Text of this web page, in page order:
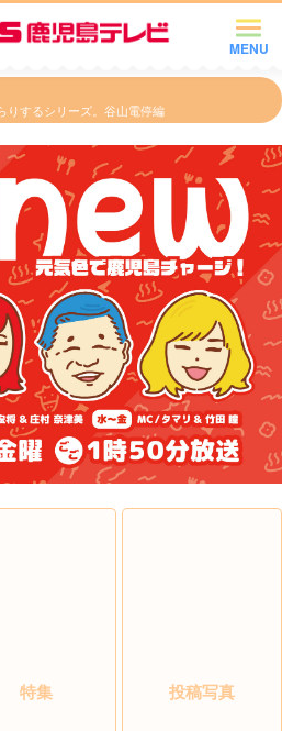
MENU
りするシリーズ。谷山電停編
特集 投稿写真